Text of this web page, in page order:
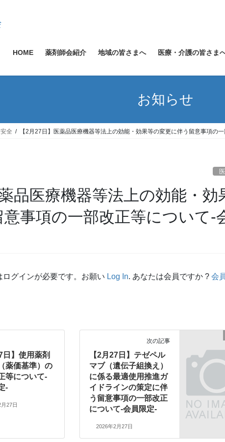
HOME 薬剤師会紹介 地域の皆さまへ 医療・介護の皆さま
お知らせ
全 【2月27日】医薬品医療機器等法上の効能・効果等の変更に伴う留意事項の
品医療機器等法上の効能・効
事項の一部改正等について-
グインが必要です。お願い Log In. あなたは会員ですか ? 会
日】使用薬剤
薬価基準）の
等について-
-
27日
次の記事
【2月27日】テゼペル
マブ（遺伝子組換え）
に係る最適使用推進ガ
イドラインの策定に伴
う留意事項の一部改正
について-会員限定-
2026年2月27日